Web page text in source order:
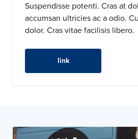
Suspendisse potenti. Cras at
accumsan ultricies ac a odio.
dolor. Cras vitae facilisis libero.
link